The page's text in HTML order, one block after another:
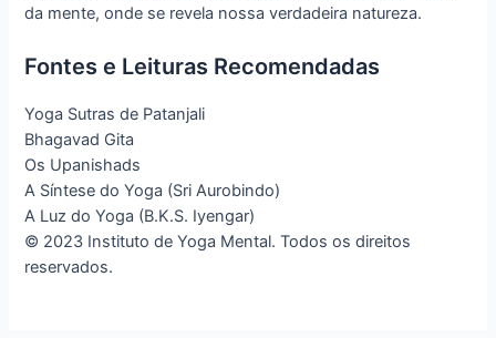
da mente, onde se revela nossa verdadeira natureza.
Fontes e Leituras Recomendadas
Yoga Sutras de Patanjali
Bhagavad Gita
Os Upanishads
A Síntese do Yoga (Sri Aurobindo)
A Luz do Yoga (B.K.S. Iyengar)
© 2023 Instituto de Yoga Mental. Todos os direitos
reservados.